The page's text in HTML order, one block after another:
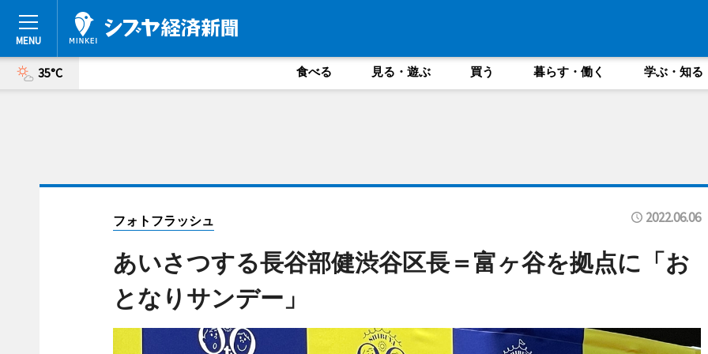
35°C 食べる 見る・遊ぶ 買う 暮らす・働く 学ぶ・知る
フォトフラッシュ 2022.06.06
あいさつする長谷部健渋谷区長＝富ヶ谷を拠点に「お
となりサンデー」